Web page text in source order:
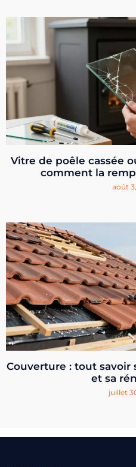
Vitre de poêle cassée
comment la
août
Couverture : tout
et sa
juillet